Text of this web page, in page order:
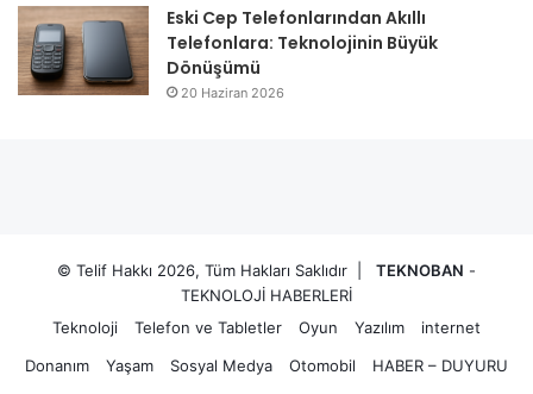
Eski Cep Telefonlarından Akıllı
Telefonlara: Teknolojinin Büyük
Dönüşümü
20 Haziran 2026
© Telif Hakkı 2026, Tüm Hakları Saklıdır | TEKNOBAN -
TEKNOLOJİ HABERLERİ
Teknoloji
Telefon ve Tabletler Oyun Yazılım
internet
Donanım
Yaşam Sosyal Medya Otomobil HABER – DUYURU